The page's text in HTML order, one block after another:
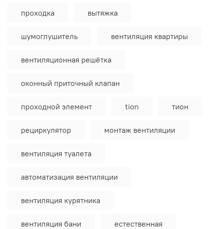
проходка вытяжка
шумоглушитель вентиляция квартиры
вентиляционная решётка
оконный приточный клапан
проходной элемент tion тион
рециркулятор монтаж вентиляции
вентиляция туалета
автоматизация вентиляции
вентиляция курятника
вентиляция бани естественная